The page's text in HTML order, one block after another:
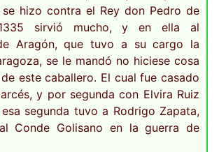
hizo contra el Rey don Pedro de
sirvió mucho, y en ella al
Aragón, que tuvo a su cargo la
se le mandó no hiciese cosa
este caballero. El cual fue casado
y por segunda con Elvira Ruiz
segunda tuvo a Rodrigo Zapata,
Conde Golisano en la guerra de